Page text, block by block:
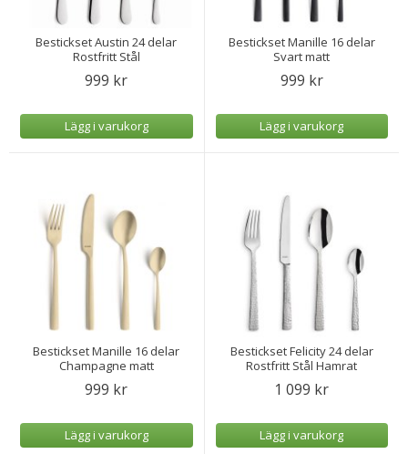
Bestickset Austin 24 delar
Rostfritt Stål
999 kr
Lägg i varukorg
Bestickset Manille 16 delar
Svart matt
999 kr
Lägg i varukorg
Bestickset Manille 16 delar
Champagne matt
999 kr
Lägg i varukorg
Bestickset Felicity 24 delar
Rostfritt Stål Hamrat
1 099 kr
Lägg i varukorg